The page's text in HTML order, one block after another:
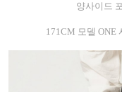
양사이드
171CM 모델 ONE